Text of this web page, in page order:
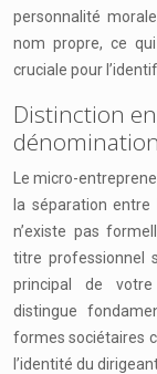
personnalité
nom propre, ce
cruciale pour
Distinction
Le micro-
la séparation entre
n’existe pas
titre professionnel
principal de votre
distingue
formes sociétaires
l’identité du